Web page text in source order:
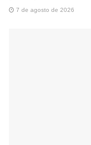
7 de agosto de 2026